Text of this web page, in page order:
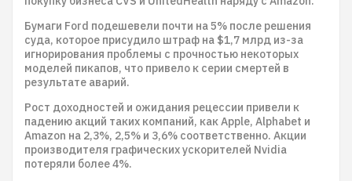
Бумаги Ford подешевели почти на 5% после решения
суда, которое присудило штраф на $1,7 млрд из-за
игнорирования проблемы с прочностью некоторых
моделей пикапов, что привело к серии смертей в
результате аварий.
Рост доходностей и ожидания рецессии привели к
падению акций таких компаний, как Apple, Alphabet и
Amazon на 2,3%, 2,5% и 3,6% соответственно. Акции
производителя графических ускорителей Nvidia
потеряли более 4%.